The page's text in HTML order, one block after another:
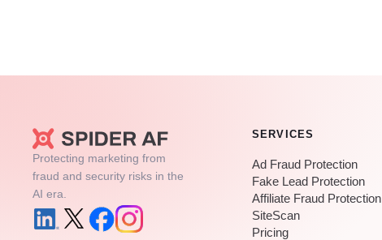
Protecting marketing from
fraud and security risks in the
AI era.
SERVICES
Ad Fraud Protection
Fake Lead Protection
Affiliate Fraud Protection
SiteScan
Pricing